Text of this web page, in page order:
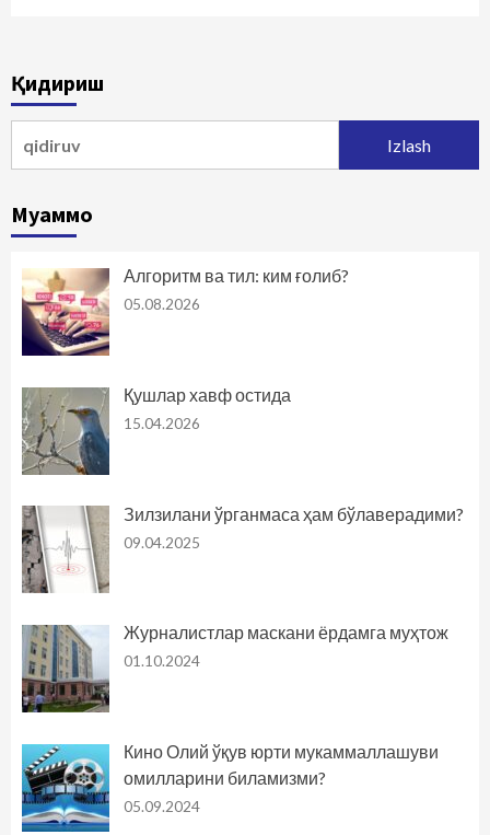
Қидириш
Муаммо
Алгоритм ва тил: ким ғолиб?
05.08.2026
Қушлар хавф остида
15.04.2026
Зилзилани ўрганмаса ҳам бўлаверадими?
09.04.2025
Журналистлар маскани ёрдамга муҳтож
01.10.2024
Кино Олий ўқув юрти мукаммаллашуви
омилларини биламизми?
05.09.2024